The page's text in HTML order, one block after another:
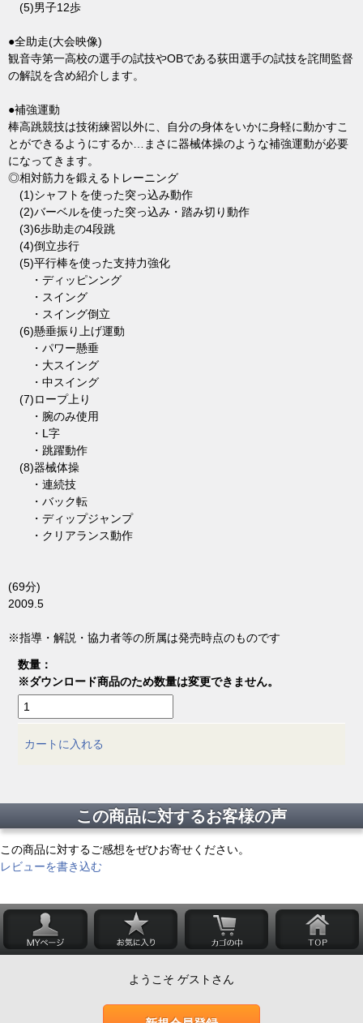
(5)男子12歩
●全助走(大会映像)
観音寺第一高校の選手の試技やOBである荻田選手の試技を詫間監督
の解説を含め紹介します。
●補強運動
棒高跳競技は技術練習以外に、自分の身体をいかに身軽に動かすこ
とができるようにするか…まさに器械体操のような補強運動が必要
になってきます。
◎相対筋力を鍛えるトレーニング
(1)シャフトを使った突っ込み動作
(2)バーベルを使った突っ込み・踏み切り動作
(3)6歩助走の4段跳
(4)倒立歩行
(5)平行棒を使った支持力強化
・ディッピンング
・スイング
・スイング倒立
(6)懸垂振り上げ運動
・パワー懸垂
・大スイング
・中スイング
(7)ロープ上り
・腕のみ使用
・L字
・跳躍動作
(8)器械体操
・連続技
・バック転
・ディップジャンプ
・クリアランス動作
(69分)
2009.5
※指導・解説・協力者等の所属は発売時点のものです
数量：
※ダウンロード商品のため数量は変更できません。
カートに入れる
この商品に対するお客様の声
この商品に対するご感想をぜひお寄せください。
レビューを書き込む
ようこそ ゲストさん